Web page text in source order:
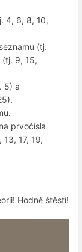
4, 6, 8, 10,
(tj.
9, 15,
5) a
prvočísla
17, 19,
Hodně štěstí!